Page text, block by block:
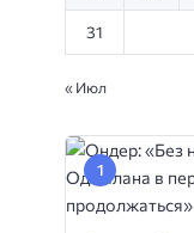
31
« Июл